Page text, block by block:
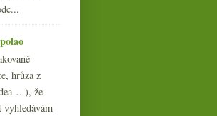
hrůza z
), že
vyhledávám